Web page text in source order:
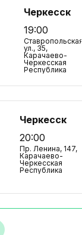
Черкесск
19:00
Ставропольская
ул., 35,
Карачаево-
Черкесская
Республика
Черкесск
20:00
Пр. Ленина, 147,
Карачаево-
Черкесская
Республика